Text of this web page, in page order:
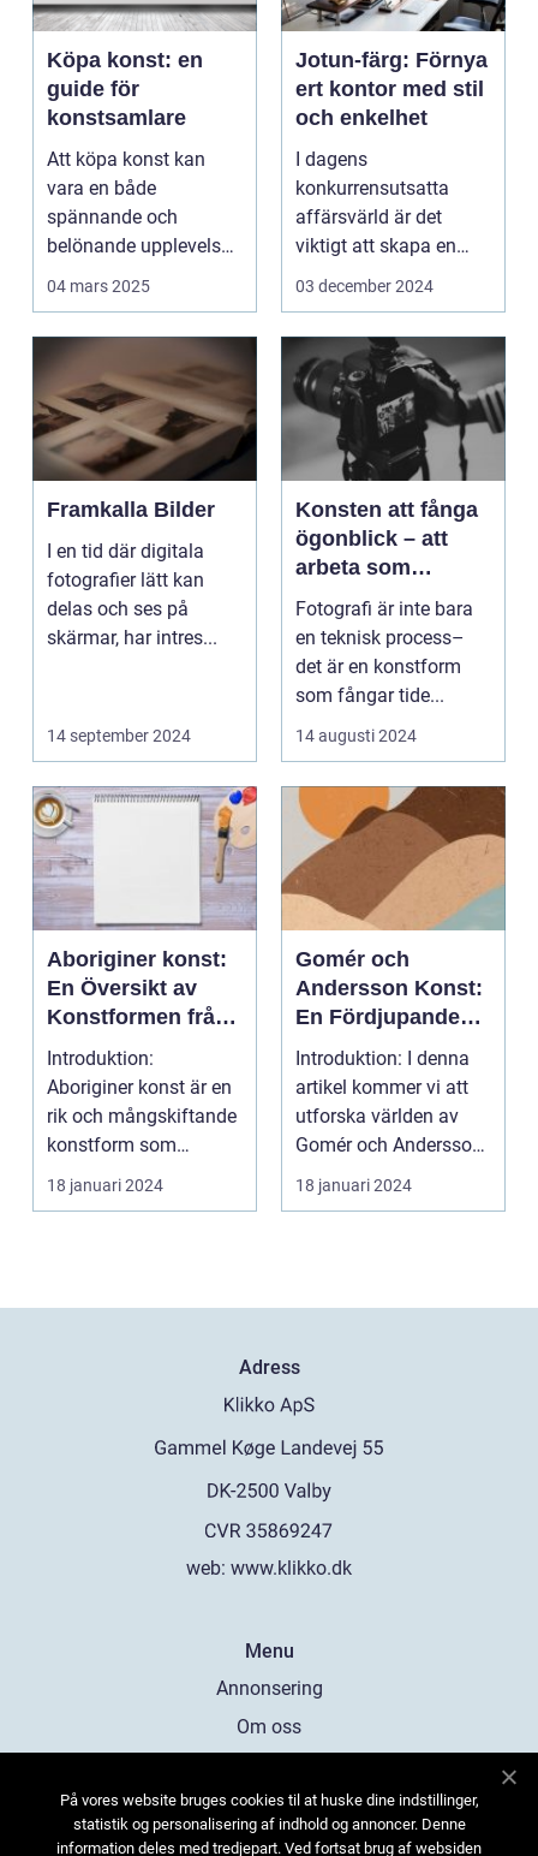
Köpa konst: en
guide för
konstsamlare
Att köpa konst kan
vara en både
spännande och
belönande upplevelse.
Det handlar...
04 mars 2025
Jotun-färg: Förnya
ert kontor med stil
och enkelhet
I dagens
konkurrensutsatta
affärsvärld är det
viktigt att skapa en
arbetsmiljö s...
03 december 2024
Framkalla Bilder
I en tid där digitala
fotografier lätt kan
delas och ses på
skärmar, har intres...
14 september 2024
Konsten att fånga
ögonblick – att
arbeta som
fotograf i
Norrköping
Fotografi är inte bara
en teknisk process–
det är en konstform
som fångar tide...
14 augusti 2024
Aboriginer konst:
En Översikt av
Konstformen från
Australiens
Urinvånare
Introduktion:
Aboriginer konst är en
rik och mångskiftande
konstform som
härstammar från
Australiens...
18 januari 2024
Gomér och
Andersson Konst:
En Fördjupande
Översikt
Introduktion: I denna
artikel kommer vi att
utforska världen av
Gomér och Andersson
konst, dess olik...
18 januari 2024
Adress
web: www.klikko.dk
Menu
Annonsering
Om oss
Kontakta oss
Sitemap
På vores website bruges cookies til at huske dine indstillinger,
statistik og personalisering af indhold og annoncer. Denne
information deles med tredjepart. Ved fortsat brug af websiden